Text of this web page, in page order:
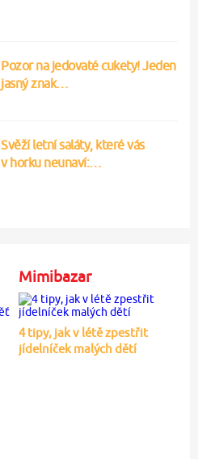
Pozor na jedovaté cukety! Jeden
jasný znak…
Svěží letní saláty, které vás
v horku neunaví:…
Mimibazar
4 tipy, jak v létě zpestřit
jídelníček malých dětí